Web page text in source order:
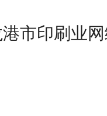
市印刷业